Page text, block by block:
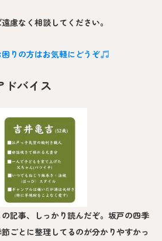
慮なく相談してください。
りの方はお気軽にどうぞ
ドバイス
記事、しっかり読んだぞ。坂戸の四季
ごとに整理してるのが分かりやすかっ